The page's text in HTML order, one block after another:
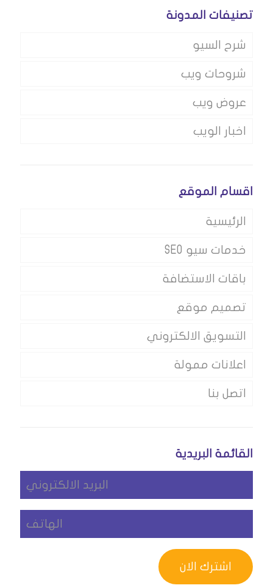
تصنيفات المدونة
شرح السيو
شروحات ويب
عروض ويب
اخبار الويب
اقسام الموقع
الرئيسية
خدمات سيو SEO
باقات الاستضافة
تصميم موقع
التسويق الالكتروني
اعلانات ممولة
اتصل بنا
القائمة البريدية